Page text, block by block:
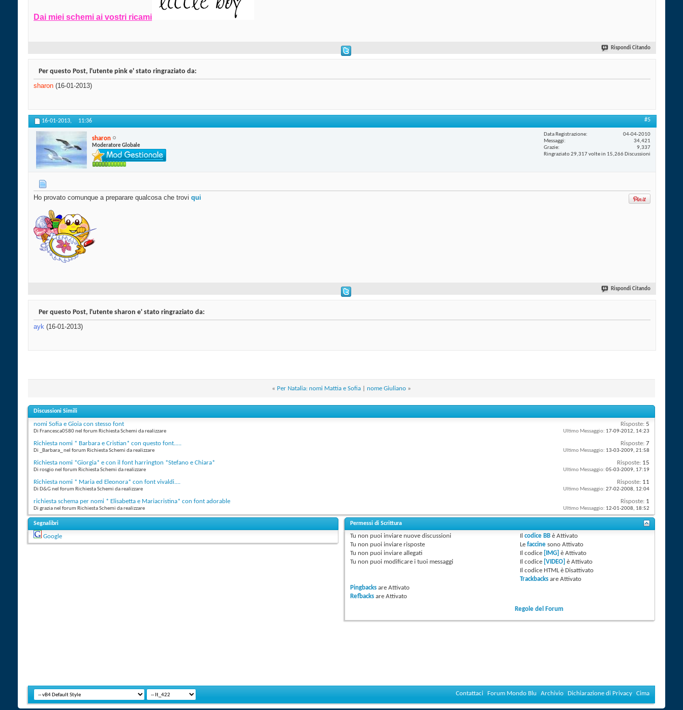
Dai miei schemi ai vostri ricami
Rispondi Citando
Per questo Post, l'utente pink e' stato ringraziato da:
sharon (16-01-2013)
16-01-2013, 11:36 #5
sharon
Moderatore Globale
Data Registrazione
04-04-2010
Messaggi
34,421
Grazie
9,337
Ringraziato 29,317 volte in 15,266 Discussioni
Ho provato comunque a preparare qualcosa che trovi qui
Rispondi Citando
Per questo Post, l'utente sharon e' stato ringraziato da:
ayk (16-01-2013)
« Per Natalia: nomi Mattia e Sofia nome Giuliano »
Discussioni Simili
nomi Sofia e Gioia con stesso font
Di Francesca0580 nel forum Richiesta Schemi da realizzare
Risposte: 5
Ultimo Messaggio: 17-09-2012, 14:23
Richiesta nomi * Barbara e Cristian* con questo font.....
Di _Barbara_ nel forum Richiesta Schemi da realizzare
Risposte: 7
Ultimo Messaggio: 13-03-2009, 21:58
Richiesta nomi *Giorgia* e con il font harrington *Stefano e Chiara*
Di rosgio nel forum Richiesta Schemi da realizzare
Risposte: 15
Ultimo Messaggio: 05-03-2009, 17:19
Richiesta nomi * Maria ed Eleonora* con font vivaldi....
Di D&G nel forum Richiesta Schemi da realizzare
Risposte: 11
Ultimo Messaggio: 27-02-2008, 12:04
richiesta schema per nomi * Elisabetta e Mariacristina* con font adorable
Di grazia nel forum Richiesta Schemi da realizzare
Risposte: 1
Ultimo Messaggio: 12-01-2008, 18:52
Segnalibri
Google
Permessi di Scrittura
Tu non puoi inviare nuove discussioni
Tu non puoi inviare risposte
Tu non puoi inviare allegati
Tu non puoi modificare i tuoi messaggi
Ilcodice BB èAttivato
Lefaccine sonoAttivato
Il codice
[IMG] èAttivato
Il codice [VIDEO] èAttivato
Il codice HTML è Disattivato
Trackbacks areAttivato
Pingbacks areAttivato
Refbacks areAttivato
Regole del Forum
Contattaci Forum Mondo Blu Archivio Dichiarazione di Privacy Cima